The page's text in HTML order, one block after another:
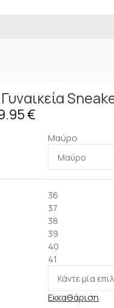
€
Μαύρο
36
37
38
39
40
41
Εκκαθάριση